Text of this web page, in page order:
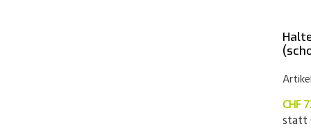
CHF
statt